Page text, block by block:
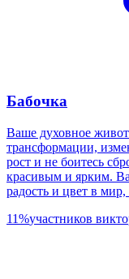
Бабочка
Ваше духовное
трансформации,
рост и не боитесь
красивым и ярким.
радость и цвет в
11%участников